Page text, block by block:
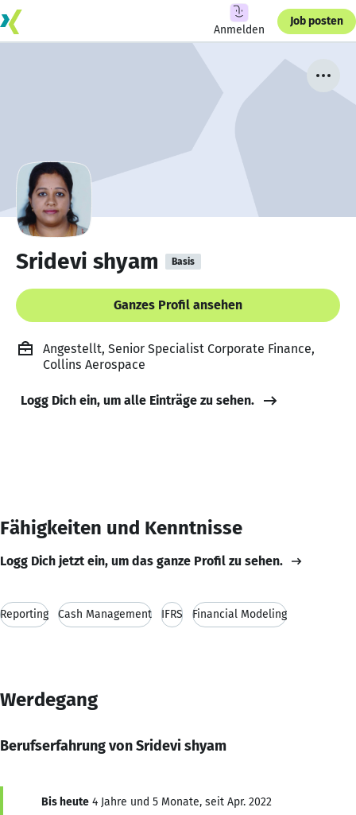
Anmelden
Job posten
Sridevi shyam Basis
Ganzes Profil ansehen
Angestellt, Senior Specialist Corporate Finance,
Collins Aerospace
Logg Dich ein, um alle Einträge zu sehen.
Fähigkeiten und Kenntnisse
Logg Dich jetzt ein, um das ganze Profil zu sehen.
Reporting Cash Management IFRS Financial Modeling
Werdegang
Berufserfahrung von Sridevi shyam
Bis heute 4 Jahre und 5 Monate, seit Apr. 2022